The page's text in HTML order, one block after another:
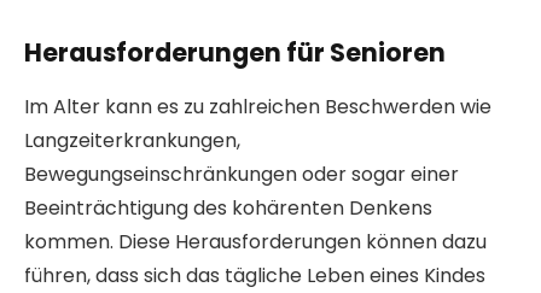
Herausforderungen für Senioren
Im Alter kann es zu zahlreichen Beschwerden wie
Langzeiterkrankungen,
Bewegungseinschränkungen oder sogar einer
Beeinträchtigung des kohärenten Denkens
kommen. Diese Herausforderungen können dazu
führen, dass sich das tägliche Leben eines Kindes